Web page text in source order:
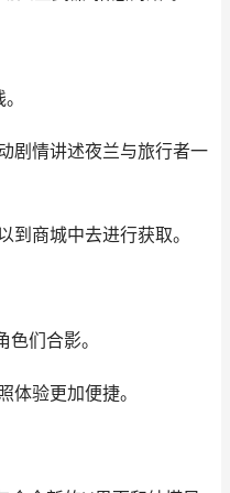
剧情讲述夜兰与旅行者一
到商城中去进行获取。
们合影。
体验更加便捷。